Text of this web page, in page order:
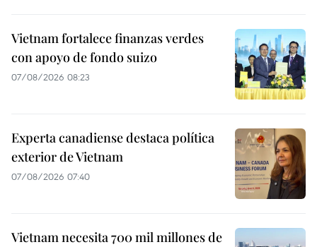
Vietnam fortalece finanzas verdes
con apoyo de fondo suizo
07/08/2026 08:23
Experta canadiense destaca política
exterior de Vietnam
07/08/2026 07:40
Vietnam necesita 700 mil millones de